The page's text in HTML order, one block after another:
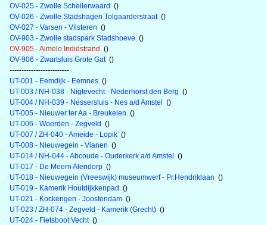
OV-025 - Zwolle Schellerwaard ()
OV-026 - Zwolle Stadshagen Tolgaarderstraat ()
OV-027 - Varsen - Vilsteren ()
OV-903 - Zwolle stadspark Stadshoeve ()
OV-905 - Almelo Indiëstrand ()
OV-906 - Zwartsluis Grote Gat ()
-------------------------
UT-001 - Eemdijk - Eemnes ()
UT-003 / NH-038 - Nigtevecht - Nederhorst den Berg ()
UT-004 / NH-039 - Nessersluis - Nes a/d Amstel ()
UT-005 - Nieuwer ter Aa - Breukelen ()
UT-006 - Woerden - Zegveld ()
UT-007 / ZH-040 - Ameide - Lopik ()
UT-008 - Nieuwegein - Vianen ()
UT-014 / NH-044 - Abcoude - Ouderkerk a/d Amstel ()
UT-017 - De Meern Alendorp ()
UT-018 - Nieuwegein (Vreeswijk) museumwerf - Pr.Hendriklaan ()
UT-019 - Kamerik Houtdijkkenpad ()
UT-021 - Kockengen - Joostendam ()
UT-023 / ZH-074 - Zegveld - Kamerik (Grecht) ()
UT-024 - Fietsboot Vecht ()